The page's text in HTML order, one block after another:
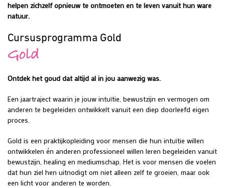
helpen zichzelf opnieuw te ontmoeten en te leven vanuit hun ware
natuur.
Cursusprogramma Gold
Gold
Ontdek het goud dat altijd al in jou aanwezig was.
Een jaartraject waarin je jouw intuïtie, bewustzijn en vermogen om
anderen te begeleiden ontwikkelt vanuit een diep doorleefd eigen
proces.
Gold is een praktijkopleiding voor mensen die hun intuïtie willen
ontwikkelen én anderen professioneel willen leren begeleiden vanuit
bewustzijn, healing en mediumschap. Het is voor mensen die voelen
dat hun ziel hen uitnodigt om niet alleen zelf te groeien, maar ook
een licht voor anderen te worden.